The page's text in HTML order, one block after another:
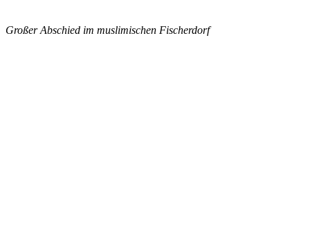
Großer Abschied im muslimischen Fischerdorf